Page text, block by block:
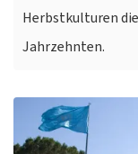
Herbstkulturen
Jahrzehnten.